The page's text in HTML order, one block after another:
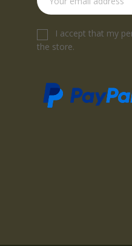
I accept that my
the store.